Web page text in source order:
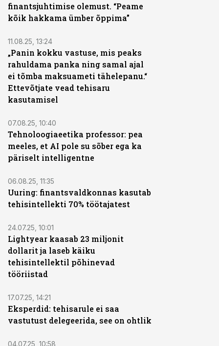
finantsjuhtimise olemust. “Peame
kõik hakkama ümber õppima”
11.08.25, 13:24
„Panin kokku vastuse, mis peaks
rahuldama panka ning samal ajal
ei tõmba maksuameti tähelepanu.“
Ettevõtjate vead tehisaru
kasutamisel
07.08.25, 10:40
Tehnoloogiaeetika professor: pea
meeles, et AI pole su sõber ega ka
päriselt intelligentne
06.08.25, 11:35
Uuring: finantsvaldkonnas kasutab
tehisintellekti 70% töötajatest
24.07.25, 10:01
Lightyear kaasab 23 miljonit
dollarit ja laseb käiku
tehisintellektil põhinevad
tööriistad
17.07.25, 14:21
Eksperdid: tehisarule ei saa
vastutust delegeerida, see on ohtlik
04.07.25, 10:58